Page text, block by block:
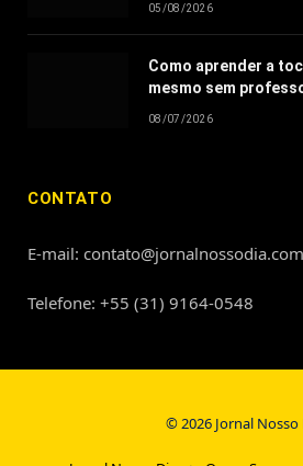
05/08/2026
Como aprender a
mesmo sem
08/07/2026
CONTATO
E-mail:
Telefone: +55 (31) 9164-0548
© 2026 Jornal Nosso